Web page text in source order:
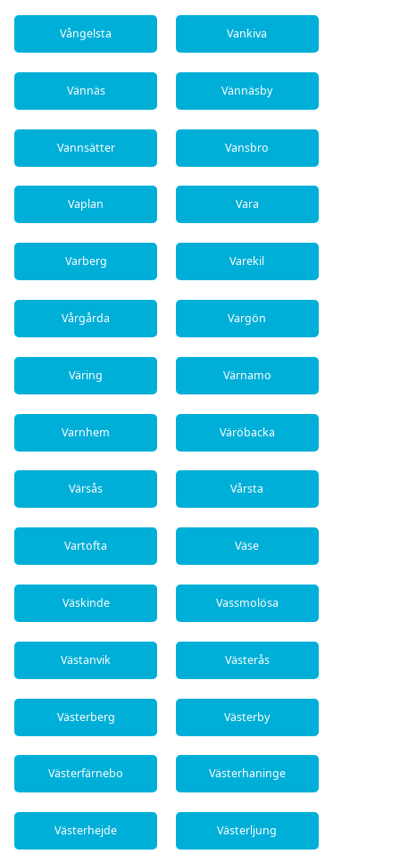
Vångelsta Vankiva
Vännäs Vännäsby
Vannsätter Vansbro
Vaplan Vara
Varberg Varekil
Vårgårda Vargön
Väring Värnamo
Varnhem Väröbacka
Värsås Vårsta
Vartofta Väse
Väskinde Vassmolösa
Västanvik Västerås
Västerberg Västerby
Västerfärnebo Västerhaninge
Västerhejde Västerljung